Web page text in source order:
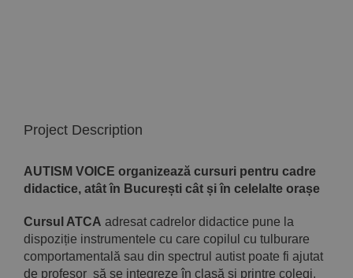
Project Description
AUTISM VOICE organizează cursuri pentru cadre
didactice, atât în București cât și în celelalte orașe
Cursul ATCA adresat cadrelor didactice pune la
dispoziție instrumentele cu care copilul cu tulburare
comportamentală sau din spectrul autist poate fi ajutat
de profesor să se integreze în clasă și printre colegi.